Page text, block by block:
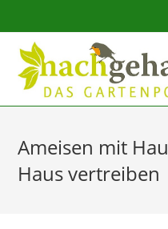
Sidebar-
Inhalt
Ameisen mit
Haus vertreiben